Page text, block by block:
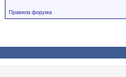
Правила форума